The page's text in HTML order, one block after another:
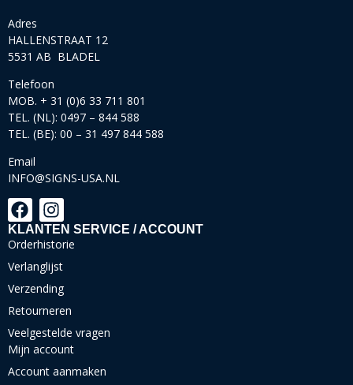
Adres
HALLENSTRAAT 12
5531 AB BLADEL
Telefoon
MOB. + 31 (0)6 33 711 801
TEL. (NL): 0497 – 844 588
TEL. (BE): 00 – 31 497 844 588
Email
INFO@SIGNS-USA.NL
KLANTEN SERVICE / ACCOUNT
Orderhistorie
Verlanglijst
Verzending
Retourneren
Veelgestelde vragen
Mijn account
Account aanmaken